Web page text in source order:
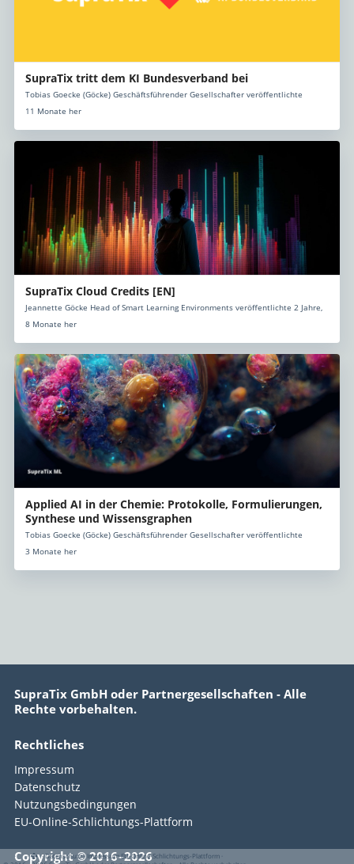
SupraTix tritt dem KI Bundesverband bei
Tobias Goecke (Göcke) Geschäftsführender Gesellschafter veröffentlichte
11 Monate her
SupraTix Cloud Credits [EN]
Jeannette Göcke Head of Smart Learning Environments veröffentlichte 2 Jahre,
8 Monate her
Applied AI in der Chemie: Protokolle, Formulierungen,
Synthese und Wissensgraphen
Tobias Goecke (Göcke) Geschäftsführender Gesellschafter veröffentlichte
3 Monate her
SupraTix GmbH oder Partnergesellschaften - Alle
Rechte vorbehalten.
Rechtliches
Impressum
Datenschutz
Nutzungsbedingungen
EU-Online-Schlichtungs-Plattform
Copyright © 2016–2026
· · ·Datenschutz·ImpressumEU-Online-Schlichtungs-Plattform